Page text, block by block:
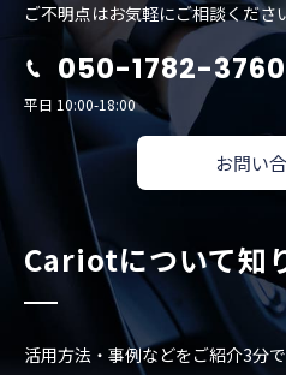
ご不明点はお気軽にご相談くださ
050-1782-3760
平日 10:00-18:00
お問い
Cariotについて知
活用方法・事例などをご紹介3分